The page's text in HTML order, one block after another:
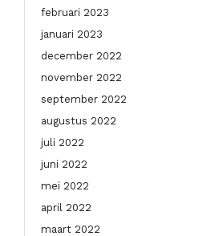
februari 2023
januari 2023
december 2022
november 2022
september 2022
augustus 2022
juli 2022
juni 2022
mei 2022
april 2022
maart 2022